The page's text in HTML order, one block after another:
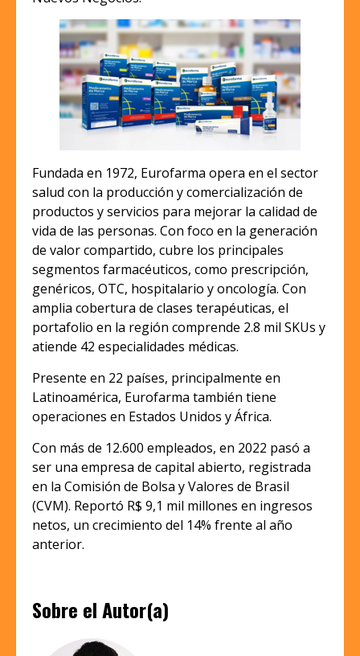
Fundada en 1972, Eurofarma opera en el sector
salud con la producción y comercialización de
productos y servicios para mejorar la calidad de
vida de las personas. Con foco en la generación
de valor compartido, cubre los principales
segmentos farmacéuticos, como prescripción,
genéricos, OTC, hospitalario y oncología. Con
amplia cobertura de clases terapéuticas, el
portafolio en la región comprende 2.8 mil SKUs y
atiende 42 especialidades médicas.
Presente en 22 países, principalmente en
Latinoamérica, Eurofarma también tiene
operaciones en Estados Unidos y África.
Con más de 12.600 empleados, en 2022 pasó a
ser una empresa de capital abierto, registrada
en la Comisión de Bolsa y Valores de Brasil
(CVM). Reportó R$ 9,1 mil millones en ingresos
netos, un crecimiento del 14% frente al año
anterior.
Sobre el Autor(a)